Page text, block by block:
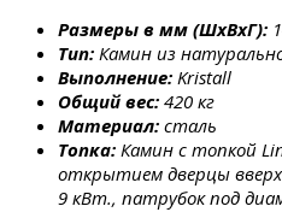
Размеры в мм (ШхВхГ):
Тип: Камин из
Выполнение: Kristall
Общий вес: 420 кг
Материал: сталь
Топка: Камин с топкой
открытием дверцы
9 кВт., патрубок под